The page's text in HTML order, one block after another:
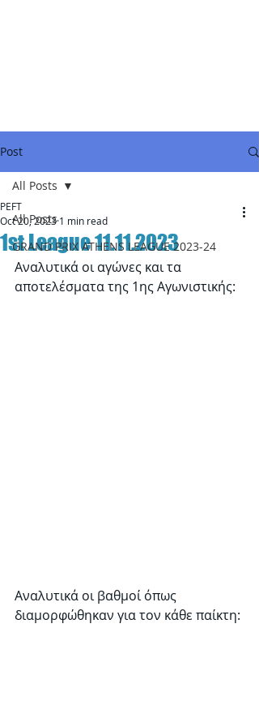
Post
All Posts
GRAND PRIX ATHENS LEAGUE 2023-24
All Posts
1st League 11.11.2023
PEFT
Oct 20, 2023 1 min read
Αναλυτικά οι αγώνες και τα
αποτελέσματα της 1ης Αγωνιστικής:
Αναλυτικά οι βαθμοί όπως
διαμορφώθηκαν για τον κάθε παίκτη: